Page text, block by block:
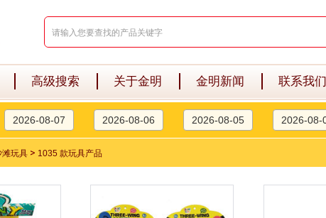
高级搜索 关于金明 金明新闻 联系我们
2026-08-07 2026-08-06 2026-08-05 2026-08-
滩玩具 > 1035 款玩具产品